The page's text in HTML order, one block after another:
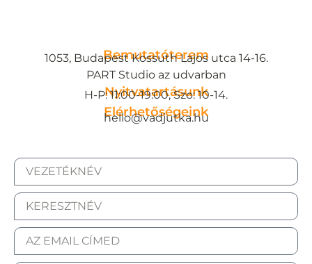
Bemutatóterem
1053, Budapest Kossuth Lajos utca 14-16.
PART Studio az udvarban
Nyitvatartásunk
H-P: 11:00-19:00, Szo: 10-14.
Elérhetőségeink
hello@vadjutka.hu